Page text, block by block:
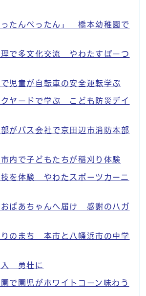
たんぺったん」 橋本幼稚園で
理で多文化交流 やわたすぽーつ
児童が自転車の安全運転学ぶ
ヤードで学ぶ こども防災デイ
がバス会社で京田辺市消防本部
内で子どもたちが稲刈り体験
技を体験 やわたスポーツカーニ
おばあちゃんへ届け 感謝のハガ
りのまち 本市と八幡浜市の中学
入 勇壮に
で園児がホワイトコーン味わう